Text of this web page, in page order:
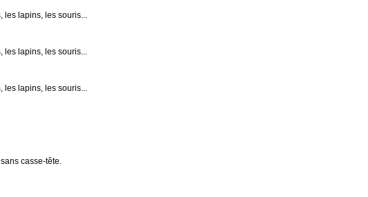
les lapins, les souris...
les lapins, les souris...
les lapins, les souris...
casse-tête.